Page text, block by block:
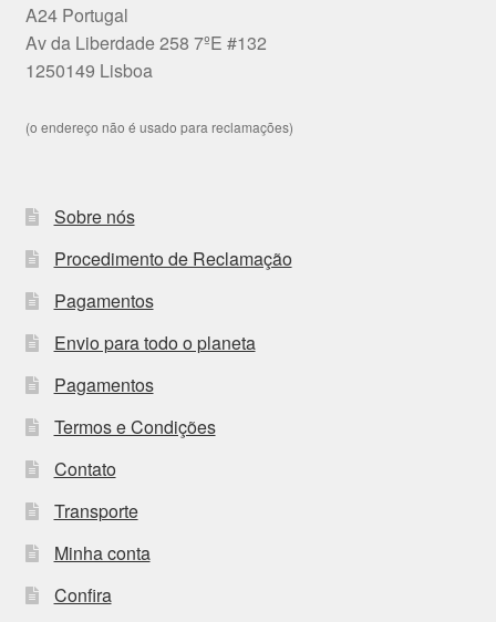
A24 Portugal
Av da Liberdade 258 7ºE #132
1250149 Lisboa
(o endereço não é usado para reclamações)
Sobre nós
Procedimento de Reclamação
Pagamentos
Envio para todo o planeta
Pagamentos
Termos e Condições
Contato
Transporte
Minha conta
Confira